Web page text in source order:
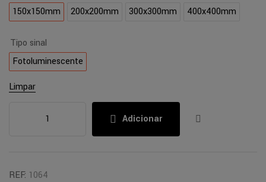
150x150mm
200x200mm 300x300mm 400x400mm
Tipo sinal
Fotoluminescente
Limpar
Adicionar
REF: 1064